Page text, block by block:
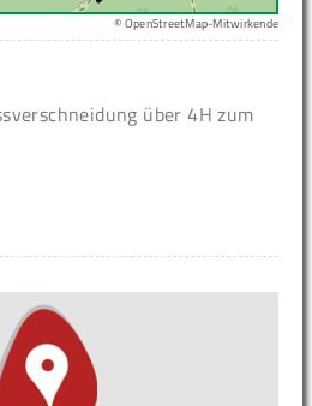
© OpenStreetMap-Mitwirkende
über 4H zum